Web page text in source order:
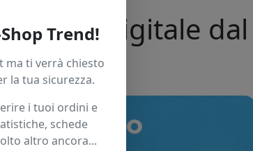
digitale dal
Trend!
ma ti verrà chiesto
la tua sicurezza.
i tuoi ordini e
schede
altro ancora...